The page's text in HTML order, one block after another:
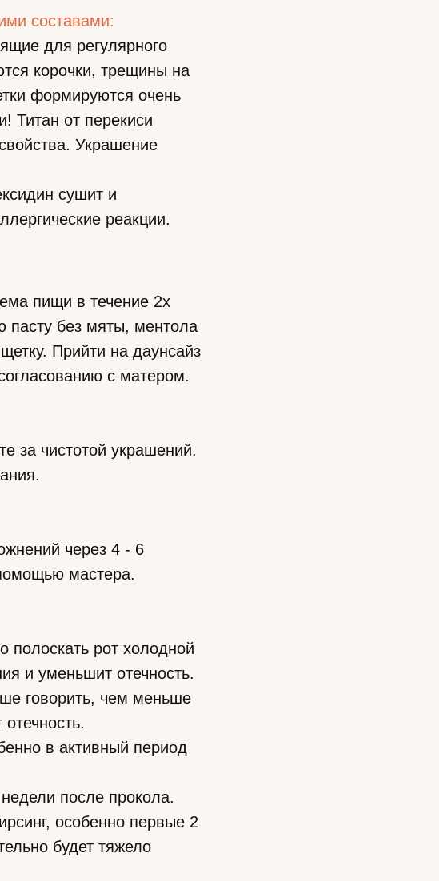
составами:
для регулярного
корочки, трещины на
формируются очень
Титан от перекиси
Украшение
сушит и
реакции.
пищи в течение 2х
пасту без мяты, ментола
Прийти на даунсайз
с матером.
за чистотой украшений.
через 4 - 6
мастера.
полоскать рот холодной
и уменьшит отечность.
говорить, чем меньше
в активный период
после прокола.
особенно первые 2
будет тяжело